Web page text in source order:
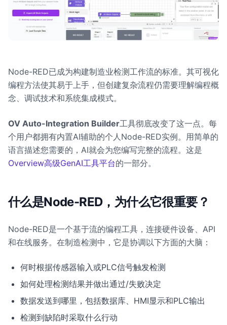
Node-RED已成为构建制造业检测工作流的标准。其可视化
编程方法使其易于上手，但创建复杂流程仍需要理解编程概
念、调试技术和系统集成模式。
OV Auto-Integration Builder工具彻底改变了这一点。每
个用户都拥有内置AI辅助的个人Node-RED实例。用简单的
语言描述您需要的，AI就会为您编写完整的流程。这是
Overview高级GenAI工具平台的一部分。
什么是Node-RED，为什么它很重要？
Node-RED是一个基于流的编程工具，连接硬件设备、API
和在线服务。在制造检测中，它是协调以下方面的大脑：
何时根据传感器输入或PLC信号触发检测
如何处理检测结果并做出通过/失败决定
数据发送到哪里，包括数据库、HMI显示和PLC输出
检测到缺陷时采取什么行动